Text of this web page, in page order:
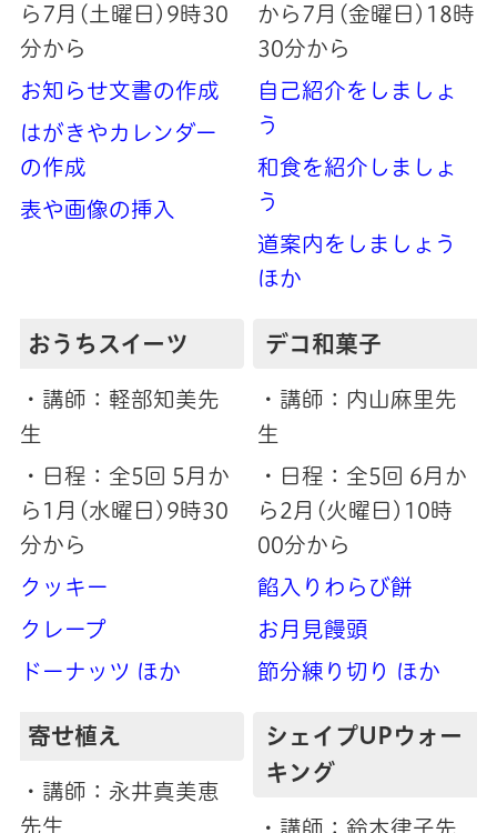
ら7月(土曜日)9時30
分から
お知らせ文書の作成
はがきやカレンダー
の作成
表や画像の挿入
から7月(金曜日)18時
30分から
自己紹介をしましょ
う
和食を紹介しましょ
う
道案内をしましょう
ほか
おうちスイーツ
・講師：軽部知美先
生
・日程：全5回 5月か
ら1月(水曜日)9時30
分から
クッキー
クレープ
ドーナッツ ほか
デコ和菓子
・講師：内山麻里先
生
・日程：全5回 6月か
ら2月(火曜日)10時
00分から
餡入りわらび餅
お月見饅頭
節分練り切り ほか
寄せ植え
・講師：永井真美恵
先生
シェイプUPウォー
キング
・講師：鈴木律子先